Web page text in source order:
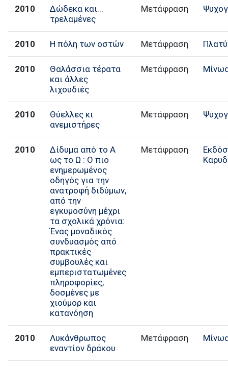
2010
Δώδεκα και...
τρελαμένες
Μετάφραση
2010 Η πόλη των οστών Μετάφραση
2010
Θαλάσσια τέρατα
και άλλες
λιχουδιές
Μετάφραση
2010
Θύελλες κι
ανεμιστήρες
Μετάφραση
2010
Δίδυμα από το Α
ως το Ω : Ο πιο
ενημερωμένος
οδηγός για την
ανατροφή διδύμων,
από την
εγκυμοσύνη μέχρι
τα σχολικά χρόνια:
Ένας μοναδικός
συνδυασμός από
πρακτικές
συμβουλές και
εμπεριστατωμένες
πληροφορίες,
δοσμένες με
χιούμορ και
κατανόηση
Μετάφραση
2010
Λυκάνθρωπος
εναντίον δράκου
Μετάφραση